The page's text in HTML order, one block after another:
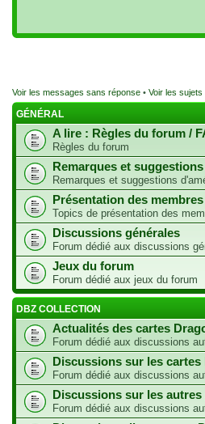
Voir les messages sans réponse • Voir les sujets
GÉNÉRAL
A lire : Règles du forum /
Règles du forum
Remarques et
Remarques et suggestions
Présentation des
Topics de présentation des
Discussions générales
Forum dédié aux discussions
Jeux du forum
Forum dédié aux jeux du forum
DBZ COLLECTION
Actualités des cartes
Forum dédié aux discussions
Discussions sur les cartes
Forum dédié aux discussions
Discussions sur les
Forum dédié aux discussions